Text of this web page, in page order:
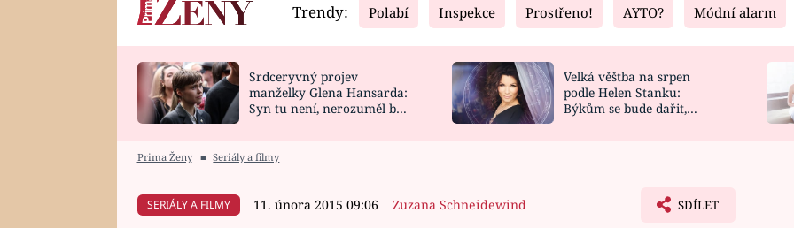
Horoskopy
HOROSKOP NA
Video
CELEBRITY
VAŘENÍ
Fresh
NOVINKY
VIDEORECEPTY
Living
DESIGN
Trendy: Polabí Inspekce Prostřeno! AYTO? Módní alarm
Srdceryvný projev
manželky Glena Hansarda:
Syn tu není, nerozuměl by
Velká věštba na srpen
podle Helen Stanku:
Býkům se bude dařit,
Prima Ženy ■ Seriály a filmy
SERIÁLY A FILMY 11. února 2015 09:06 Zuzana Schneidewind SDÍLET